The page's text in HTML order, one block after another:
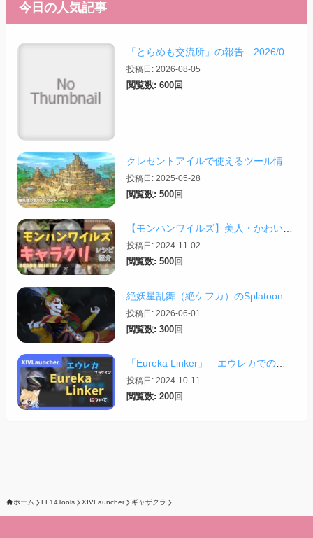
今日の人気記事
投稿日: 2026-08-05
閲覧数: 600回
クレセントアイルで使えるツール情報まとめ【2026/07/30更新】
投稿日: 2025-05-28
閲覧数: 500回
【モンハンワイルズ】美人・かわいいキャラクリレシピまとめ＋その他オススメの設定など
投稿日: 2024-11-02
閲覧数: 500回
投稿日: 2026-06-01
閲覧数: 300回
投稿日: 2024-10-11
閲覧数: 200回
ホーム FF14Tools XIVLauncher ギャザクラ